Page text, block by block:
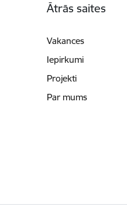
Ātrās saites
Vakances
Iepirkumi
Projekti
Par mums